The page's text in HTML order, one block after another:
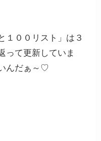
１００リスト」は３
って更新していま
んだぁ～♡